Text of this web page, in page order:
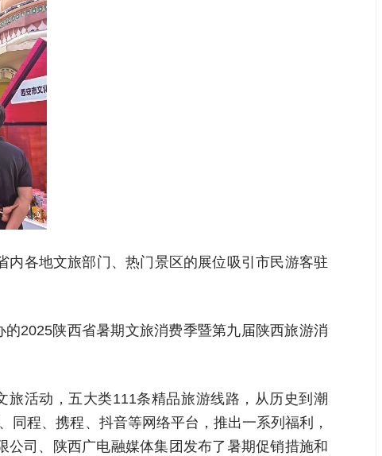
各地文旅部门、热门景区的展位吸引市民游客驻
2025陕西省暑期文旅消费季暨第九届陕西旅游消
活动，五大类111条精品旅游线路，从历史到潮
程、携程、抖音等网络平台，推出一系列福利，
司、陕西广电融媒体集团发布了暑期促销措施和